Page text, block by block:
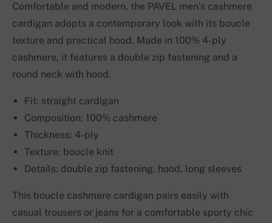
Comfortable and modern, the PAVEL men’s cashmere
cardigan adopts a contemporary look with its boucle
texture and practical hood. Made in 100% 4-ply
cashmere, it features a double zip fastening and a
round neck with hood.
Fit: straight cardigan
Composition: 100% cashmere
Thickness: 4-ply
Texture: boucle knit
Details: double zip fastening, hood, long sleeves
This boucle cashmere cardigan pairs easily with
casual trousers or jeans for a comfortable sporty chic